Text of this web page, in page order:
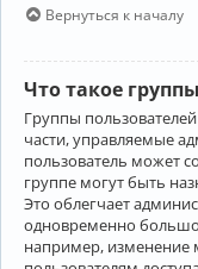
Вернуться к началу
Что такое
Группы
части, управляемые
пользователь может
группе могут быть
Это облегчает
одновременно
например, изменение